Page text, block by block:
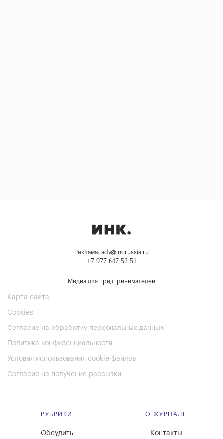
Реклама: adv@incrussia.ru
+7 977 647 52 51
Медиа для предпринимателей
Карта сайта
Cookies
Согласие на обработку персональных данных
Политика конфиденциальности
Условия использования cookie-файлов
Согласие на получение рассылки
РУБРИКИ
Обсудить
О ЖУРНАЛЕ
Контакты